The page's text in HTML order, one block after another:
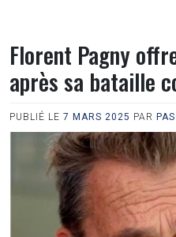
Florent Pagny
après sa bataille
PUBLIÉ LE 7 MARS 2025 PAR